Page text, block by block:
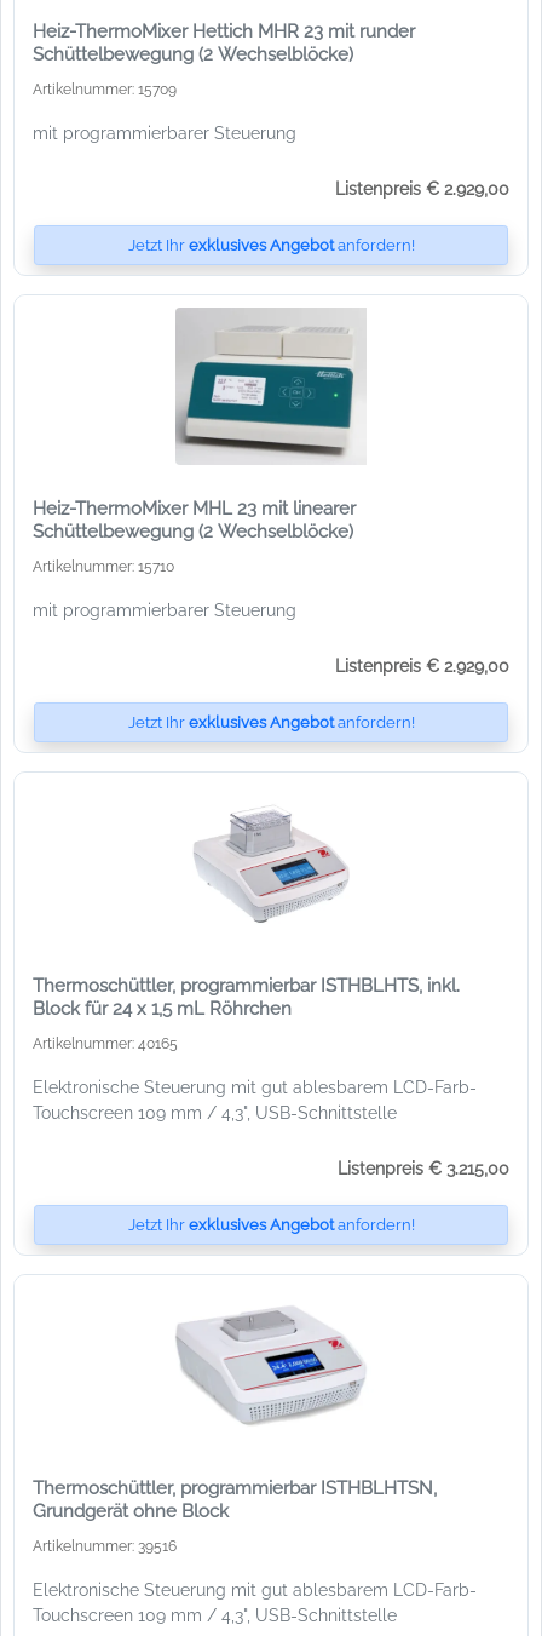
Heiz-ThermoMixer Hettich MHR 23 mit runder
Schüttelbewegung (2 Wechselblöcke)
Artikelnummer: 15709
mit programmierbarer Steuerung
Listenpreis € 2.929,00
Jetzt Ihr exklusives Angebotanfordern!
Heiz-ThermoMixer MHL 23 mit linearer
Schüttelbewegung (2 Wechselblöcke)
Artikelnummer: 15710
mit programmierbarer Steuerung
Listenpreis € 2.929,00
Jetzt Ihr exklusives Angebotanfordern!
Thermoschüttler, programmierbar ISTHBLHTS, inkl.
Block für 24 x 1,5 mL Röhrchen
Artikelnummer: 40165
Elektronische Steuerung mit gut ablesbarem LCD-Farb-
Touchscreen 109 mm / 4,3", USB-Schnittstelle
Listenpreis € 3.215,00
Jetzt Ihr exklusives Angebotanfordern!
Thermoschüttler, programmierbar ISTHBLHTSN,
Grundgerät ohne Block
Artikelnummer: 39516
Elektronische Steuerung mit gut ablesbarem LCD-Farb-
Touchscreen 109 mm / 4,3", USB-Schnittstelle